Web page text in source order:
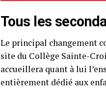
Tous les
Le principal changement
site du Collège Sainte-
accueillera quant à lui
entièrement dédié aux